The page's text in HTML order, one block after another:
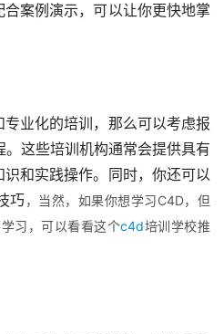
案例演示，可以让你更快地掌
业化的培训，那么可以考虑报
这些培训机构通常会提供具有
和实践操作。同时，你还可以
巧， 当然， 如果你想学习C4D，但
习，可以看看这个c4d培训学校推